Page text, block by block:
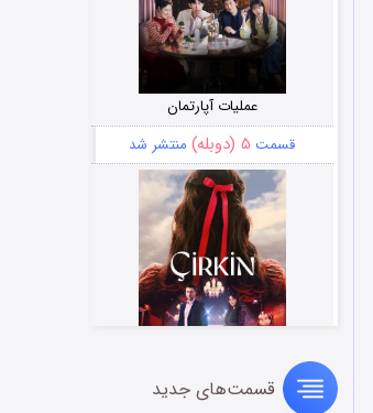
عملیات آپارتمان
قسمت ۵ (دوبله) منتشر شد
سریال زشت
قسمت‌های جدید